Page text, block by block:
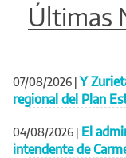
Últimas
07/08/2026 | Y
regional del Plan
04/08/2026 | El
intendente de